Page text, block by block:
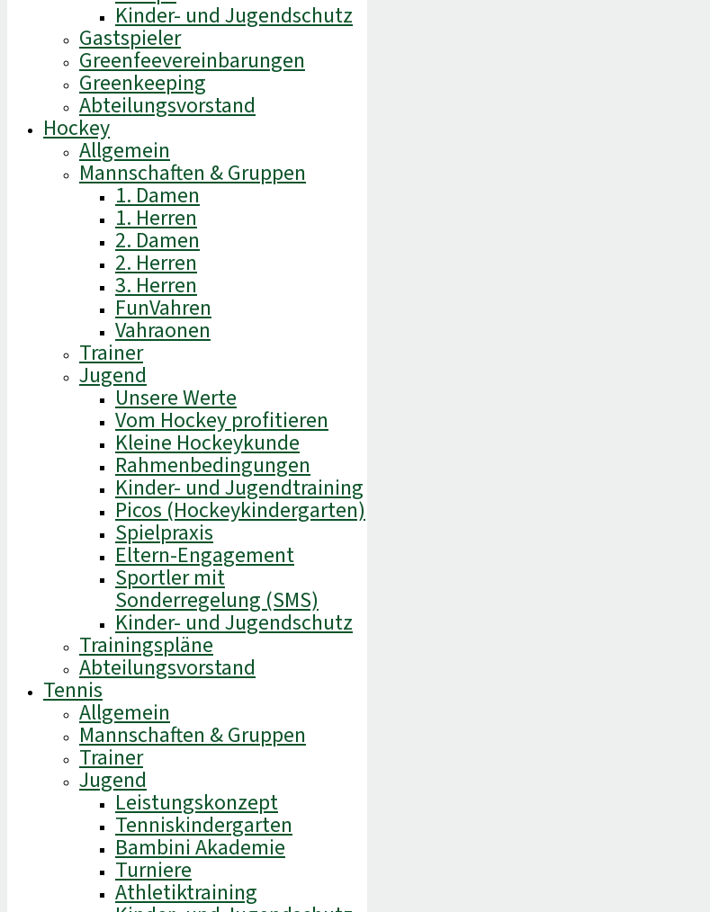
Kinder- und Jugendschutz
Gastspieler
Greenfeevereinbarungen
Greenkeeping
Abteilungsvorstand
Hockey
Allgemein
Mannschaften & Gruppen
1. Damen
1. Herren
2. Damen
2. Herren
3. Herren
FunVahren​
Vahraonen
Trainer
Jugend
Unsere Werte
Vom Hockey profitieren
Kleine Hockeykunde
Rahmenbedingungen
Kinder- und Jugendtraining
Picos (Hockeykindergarten)
Spielpraxis
Eltern-Engagement
Sportler mit
Sonderregelung (SMS)
Kinder- und Jugendschutz
Trainingspläne
Abteilungsvorstand
Tennis
Allgemein
Mannschaften & Gruppen
Trainer
Jugend
Leistungskonzept
Tenniskindergarten
Bambini Akademie
Turniere
Athletiktraining